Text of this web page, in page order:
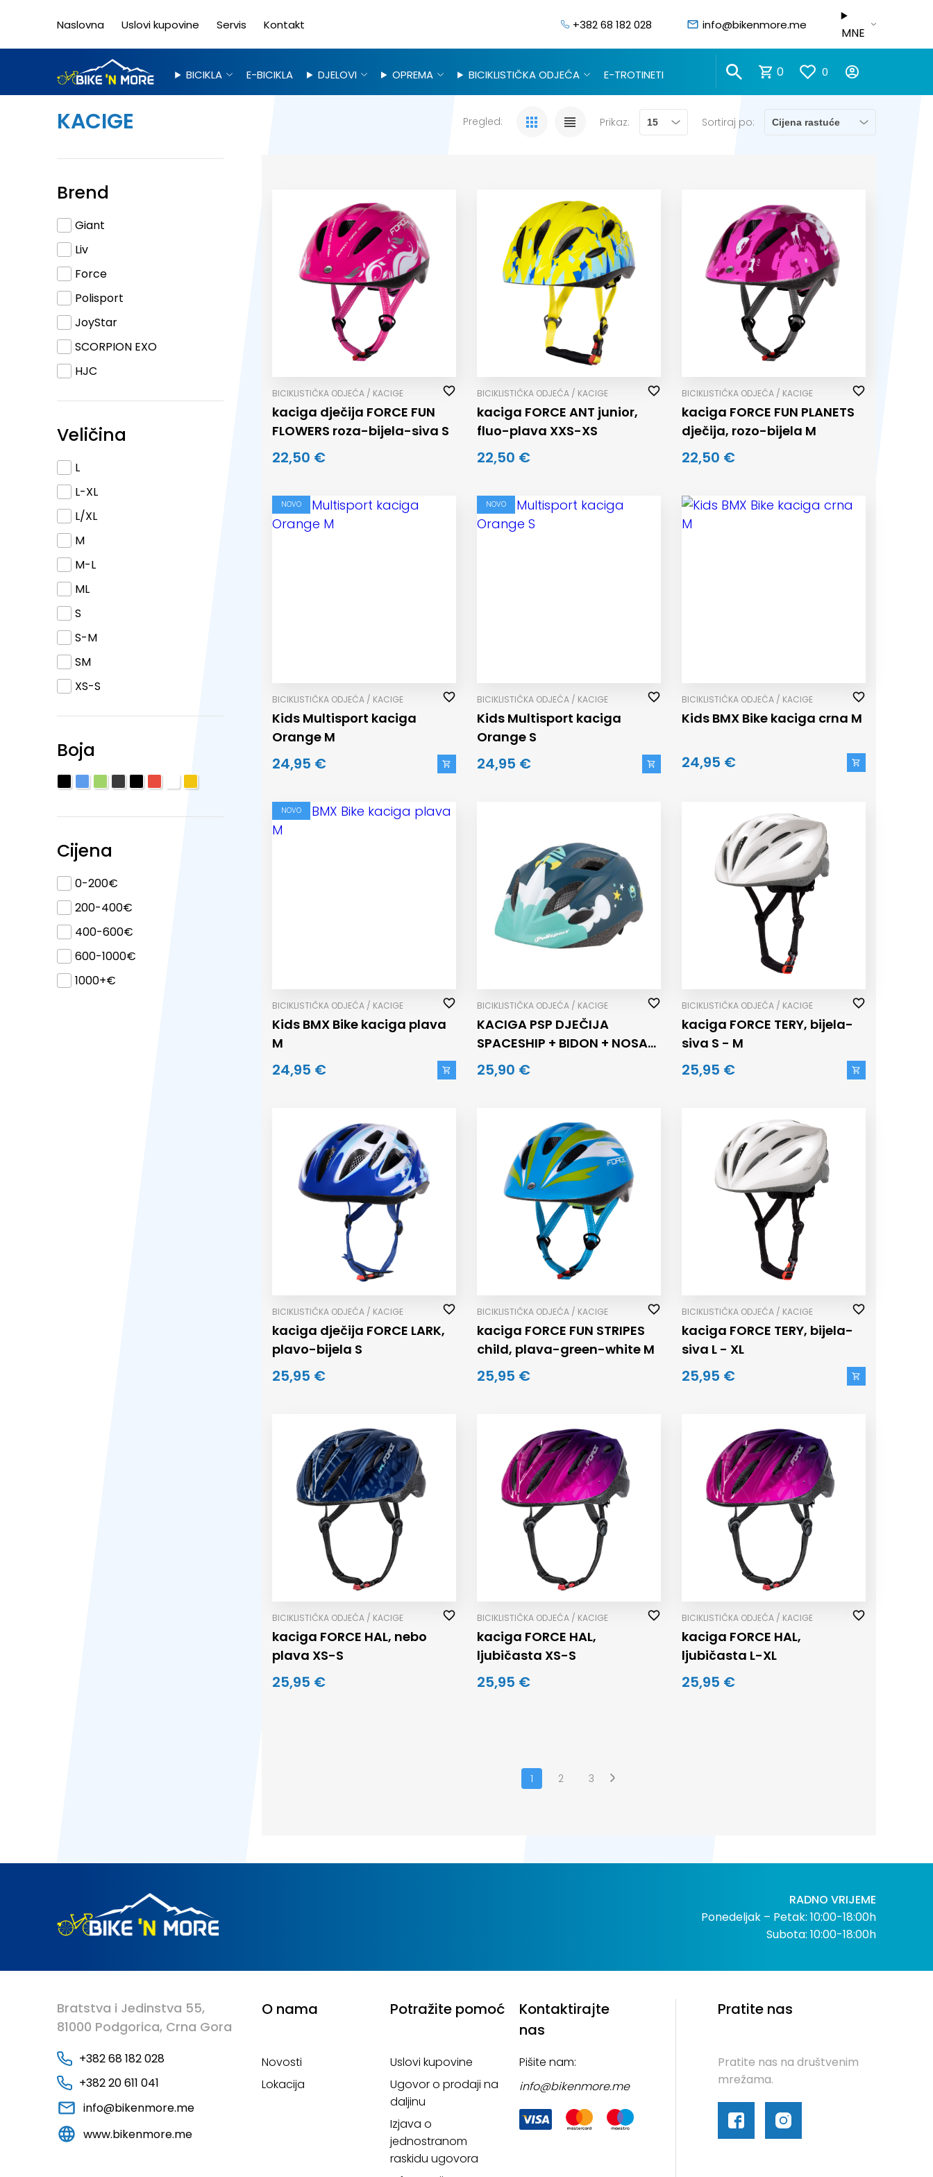
Naslovna Uslovi kupovine Servis Kontakt +382 68 182 028 info@bikenmore.me
MNE
BICIKLA E-BICIKLA DJELOVI OPREMA BICIKLISTIČKA ODJEĆA E-TROTINETI 0 0
KACIGE
Brend
Giant
Liv
Force
Polisport
JoyStar
SCORPION EXO
HJC
Veličina
L
L-XL
L/XL
M
M-L
ML
S
S-M
SM
XS-S
Boja
Cijena
0-200€
200-400€
400-600€
600-1000€
1000+€
Pregled: Prikaz: Sortiraj po:
BICIKLISTIČKA ODJEĆA / KACIGE
kaciga dječija FORCE FUN
FLOWERS roza-bijela-siva S
22,50 €
BICIKLISTIČKA ODJEĆA / KACIGE
kaciga FORCE ANT junior,
fluo-plava XXS-XS
22,50 €
BICIKLISTIČKA ODJEĆA / KACIGE
kaciga FORCE FUN PLANETS
dječija, rozo-bijela M
22,50 €
NOVO
BICIKLISTIČKA ODJEĆA / KACIGE
Kids Multisport kaciga
Orange M
24,95 €
NOVO
BICIKLISTIČKA ODJEĆA / KACIGE
Kids Multisport kaciga
Orange S
24,95 €
BICIKLISTIČKA ODJEĆA / KACIGE
Kids BMX Bike kaciga crna M
24,95 €
NOVO
BICIKLISTIČKA ODJEĆA / KACIGE
Kids BMX Bike kaciga plava
M
24,95 €
BICIKLISTIČKA ODJEĆA / KACIGE
KACIGA PSP DJEČIJA
SPACESHIP + BIDON + NOSAC
BIDONA
25,90 €
BICIKLISTIČKA ODJEĆA / KACIGE
kaciga FORCE TERY, bijela-
siva S - M
25,95 €
BICIKLISTIČKA ODJEĆA / KACIGE
kaciga dječija FORCE LARK,
plavo-bijela S
25,95 €
BICIKLISTIČKA ODJEĆA / KACIGE
kaciga FORCE FUN STRIPES
child, plava-green-white M
25,95 €
BICIKLISTIČKA ODJEĆA / KACIGE
kaciga FORCE TERY, bijela-
siva L - XL
25,95 €
BICIKLISTIČKA ODJEĆA / KACIGE
kaciga FORCE HAL, nebo
plava XS-S
25,95 €
BICIKLISTIČKA ODJEĆA / KACIGE
kaciga FORCE HAL,
ljubičasta XS-S
25,95 €
BICIKLISTIČKA ODJEĆA / KACIGE
kaciga FORCE HAL,
ljubičasta L-XL
25,95 €
1 2 3
RADNO VRIJEME
Ponedeljak – Petak: 10:00-18:00h
Subota: 10:00-18:00h
Bratstva i Jedinstva 55,
81000 Podgorica, Crna Gora
+382 68 182 028
+382 20 611 041
info@bikenmore.me
www.bikenmore.me
O nama
Novosti
Lokacija
Potražite pomoć
Uslovi kupovine
Ugovor o prodaji na
daljinu
Izjava o
jednostranom
raskidu ugovora
Kontaktirajte
nas
Pišite nam:
info@bikenmore.me
Pratite nas
Pratite nas na društvenim
mrežama.